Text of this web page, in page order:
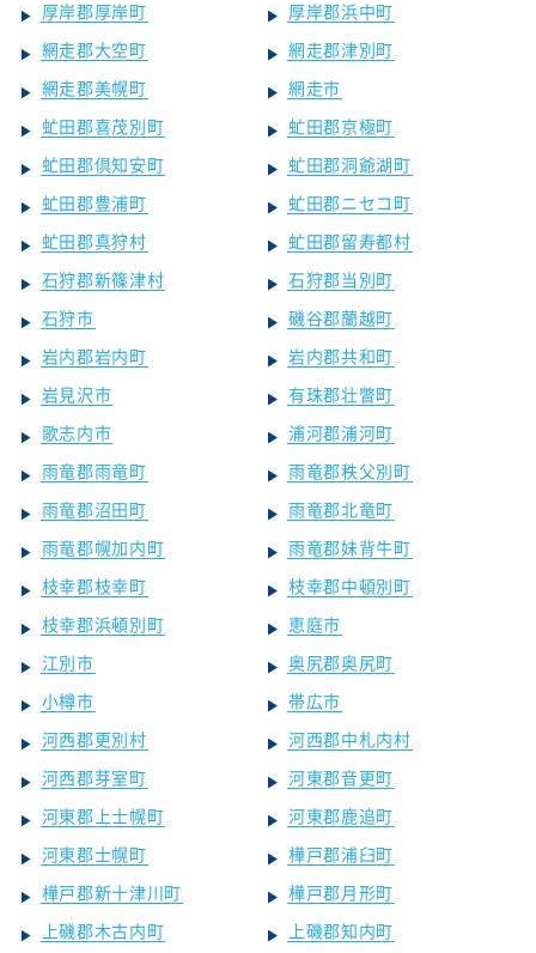
厚岸郡厚岸町
厚岸郡浜中町
網走郡大空町
網走郡津別町
網走郡美幌町
網走市
虻田郡喜茂別町
虻田郡京極町
虻田郡倶知安町
虻田郡洞爺湖町
虻田郡豊浦町
虻田郡ニセコ町
虻田郡真狩村
虻田郡留寿都村
石狩郡新篠津村
石狩郡当別町
石狩市
磯谷郡蘭越町
岩内郡岩内町
岩内郡共和町
岩見沢市
有珠郡壮瞥町
歌志内市
浦河郡浦河町
雨竜郡雨竜町
雨竜郡秩父別町
雨竜郡沼田町
雨竜郡北竜町
雨竜郡幌加内町
雨竜郡妹背牛町
枝幸郡枝幸町
枝幸郡中頓別町
枝幸郡浜頓別町
恵庭市
江別市
奥尻郡奥尻町
小樽市
帯広市
河西郡更別村
河西郡中札内村
河西郡芽室町
河東郡音更町
河東郡上士幌町
河東郡鹿追町
河東郡士幌町
樺戸郡浦臼町
樺戸郡新十津川町
樺戸郡月形町
上磯郡木古内町
上磯郡知内町